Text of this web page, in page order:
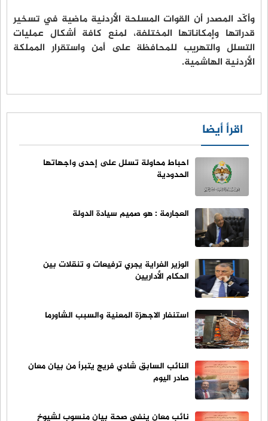
وأكّد المصدر أن القوات المسلحة الأردنية ماضية في تسخير
قدراتها وإمكاناتها المختلفة، لمنع كافة أشكال عمليات
التسلل والتهريب للمحافظة على أمن واستقرار المملكة
الأردنية الهاشمية.
اقرأ أيضا
احباط محاولة تسلل على إحدى واجهاتها
الحدودية
العجارمة : هو صميم سيادة الدولة
الوزير الفراية يجري ترفيعات و تنقلات بين
الحكام الأداريين
استنفار الاجهزة المعنية والسبب الشاورما
النائب السابق شادي فريج يتبرأ من بيان معان
صادر اليوم
نائب معان ينفي صحة بيان منسوب لشيوخ